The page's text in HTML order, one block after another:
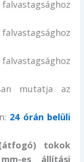
mutatja az
24 órán belüli
tokok
es állítási